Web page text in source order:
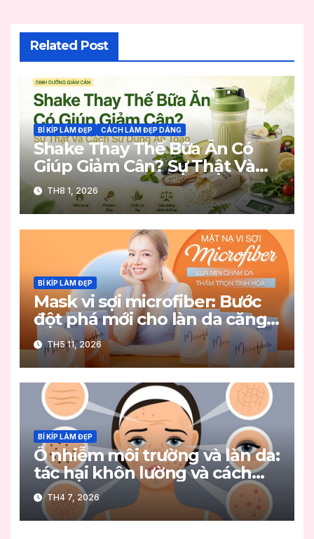
viết
Related Post
BÍ KÍP LÀM ĐẸP CÁCH LÀM ĐẸP DÁNG
Shake Thay Thế Bữa Ăn Có
Giúp Giảm Cân? Sự Thật Và
Cách Sử Dụng An Toàn
TH8 1, 2026
BÍ KÍP LÀM ĐẸP
Mask vi sợi microfiber: Bước
đột phá mới cho làn da căng
mọng
TH5 11, 2026
BÍ KÍP LÀM ĐẸP
Ô nhiễm môi trường và làn da:
tác hại khôn lường và cách
bảo vệ hiệu quả
TH4 7, 2026